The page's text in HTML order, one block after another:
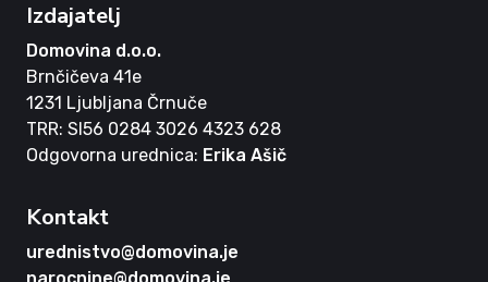
Izdajatelj
Domovina d.o.o.
Brnčičeva 41e
1231 Ljubljana Črnuče
TRR: SI56 0284 3026 4323 628
Odgovorna urednica: Erika Ašič
Kontakt
urednistvo@domovina.je